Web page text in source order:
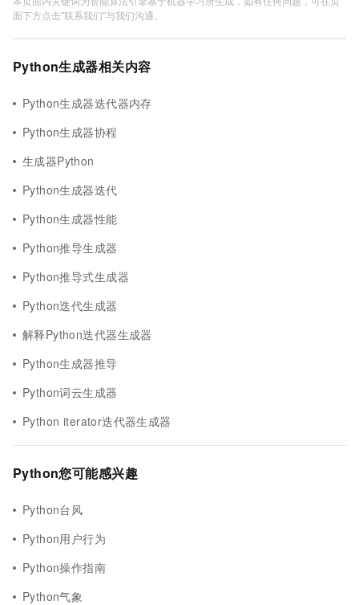
面下方点击"联系我们"与我们沟通。
Python生成器相关内容
Python生成器迭代器内存
Python生成器协程
生成器Python
Python生成器迭代
Python生成器性能
Python推导生成器
Python推导式生成器
Python迭代生成器
解释Python迭代器生成器
Python生成器推导
Python词云生成器
Python iterator迭代器生成器
Python您可能感兴趣
Python台风
Python用户行为
Python操作指南
Python气象